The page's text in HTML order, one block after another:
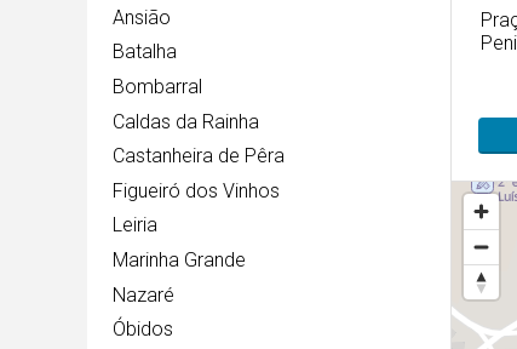
Ansião
Batalha
Bombarral
Caldas da Rainha
Castanheira de Pêra
Figueiró dos Vinhos
Leiria
Marinha Grande
Nazaré
Óbidos